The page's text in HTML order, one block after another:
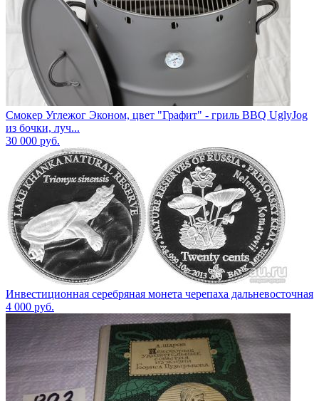
Смокер Углежог Эконом, цвет "Графит" - гриль BBQ UglyJog
из бочки, луч...
30 000 руб.
Инвестиционная серебряная монета черепаха дальневосточная
4 000 руб.